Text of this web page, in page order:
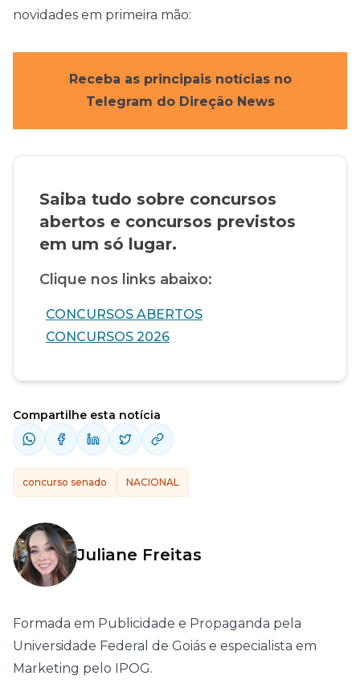
novidades em primeira mão:
Receba as principais notícias no
Telegram do Direção News
Saiba tudo sobre concursos
abertos e concursos previstos
em um só lugar.
Clique nos links abaixo:
CONCURSOS ABERTOS
CONCURSOS 2026
Compartilhe esta notícia
concurso senado NACIONAL
Juliane Freitas
Formada em Publicidade e Propaganda pela
Universidade Federal de Goiás e especialista em
Marketing pelo IPOG.